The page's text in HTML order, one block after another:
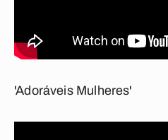
'Adoráveis Mulheres'